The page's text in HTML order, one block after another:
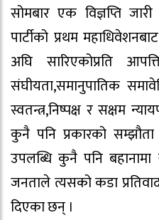
सोमबार एक विज्ञप्ति जारी
पार्टीको प्रथम
अघि सारिएकोप्रति
संघीयता,समानुपातिक
स्वतन्त्र,निष्पक्ष र सक्षम
कुनै पनि प्रकारको सम्झौता
उपलब्धि कुनै पनि
जनताले त्यसको कडा
दिएका छन् ।